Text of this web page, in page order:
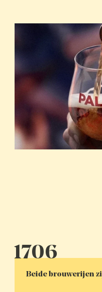
Beide brouwerijen